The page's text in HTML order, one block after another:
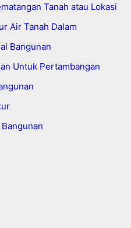
Tanah atau Lokasi
Air Tanah Dalam
Bangunan
Untuk Pertambangan